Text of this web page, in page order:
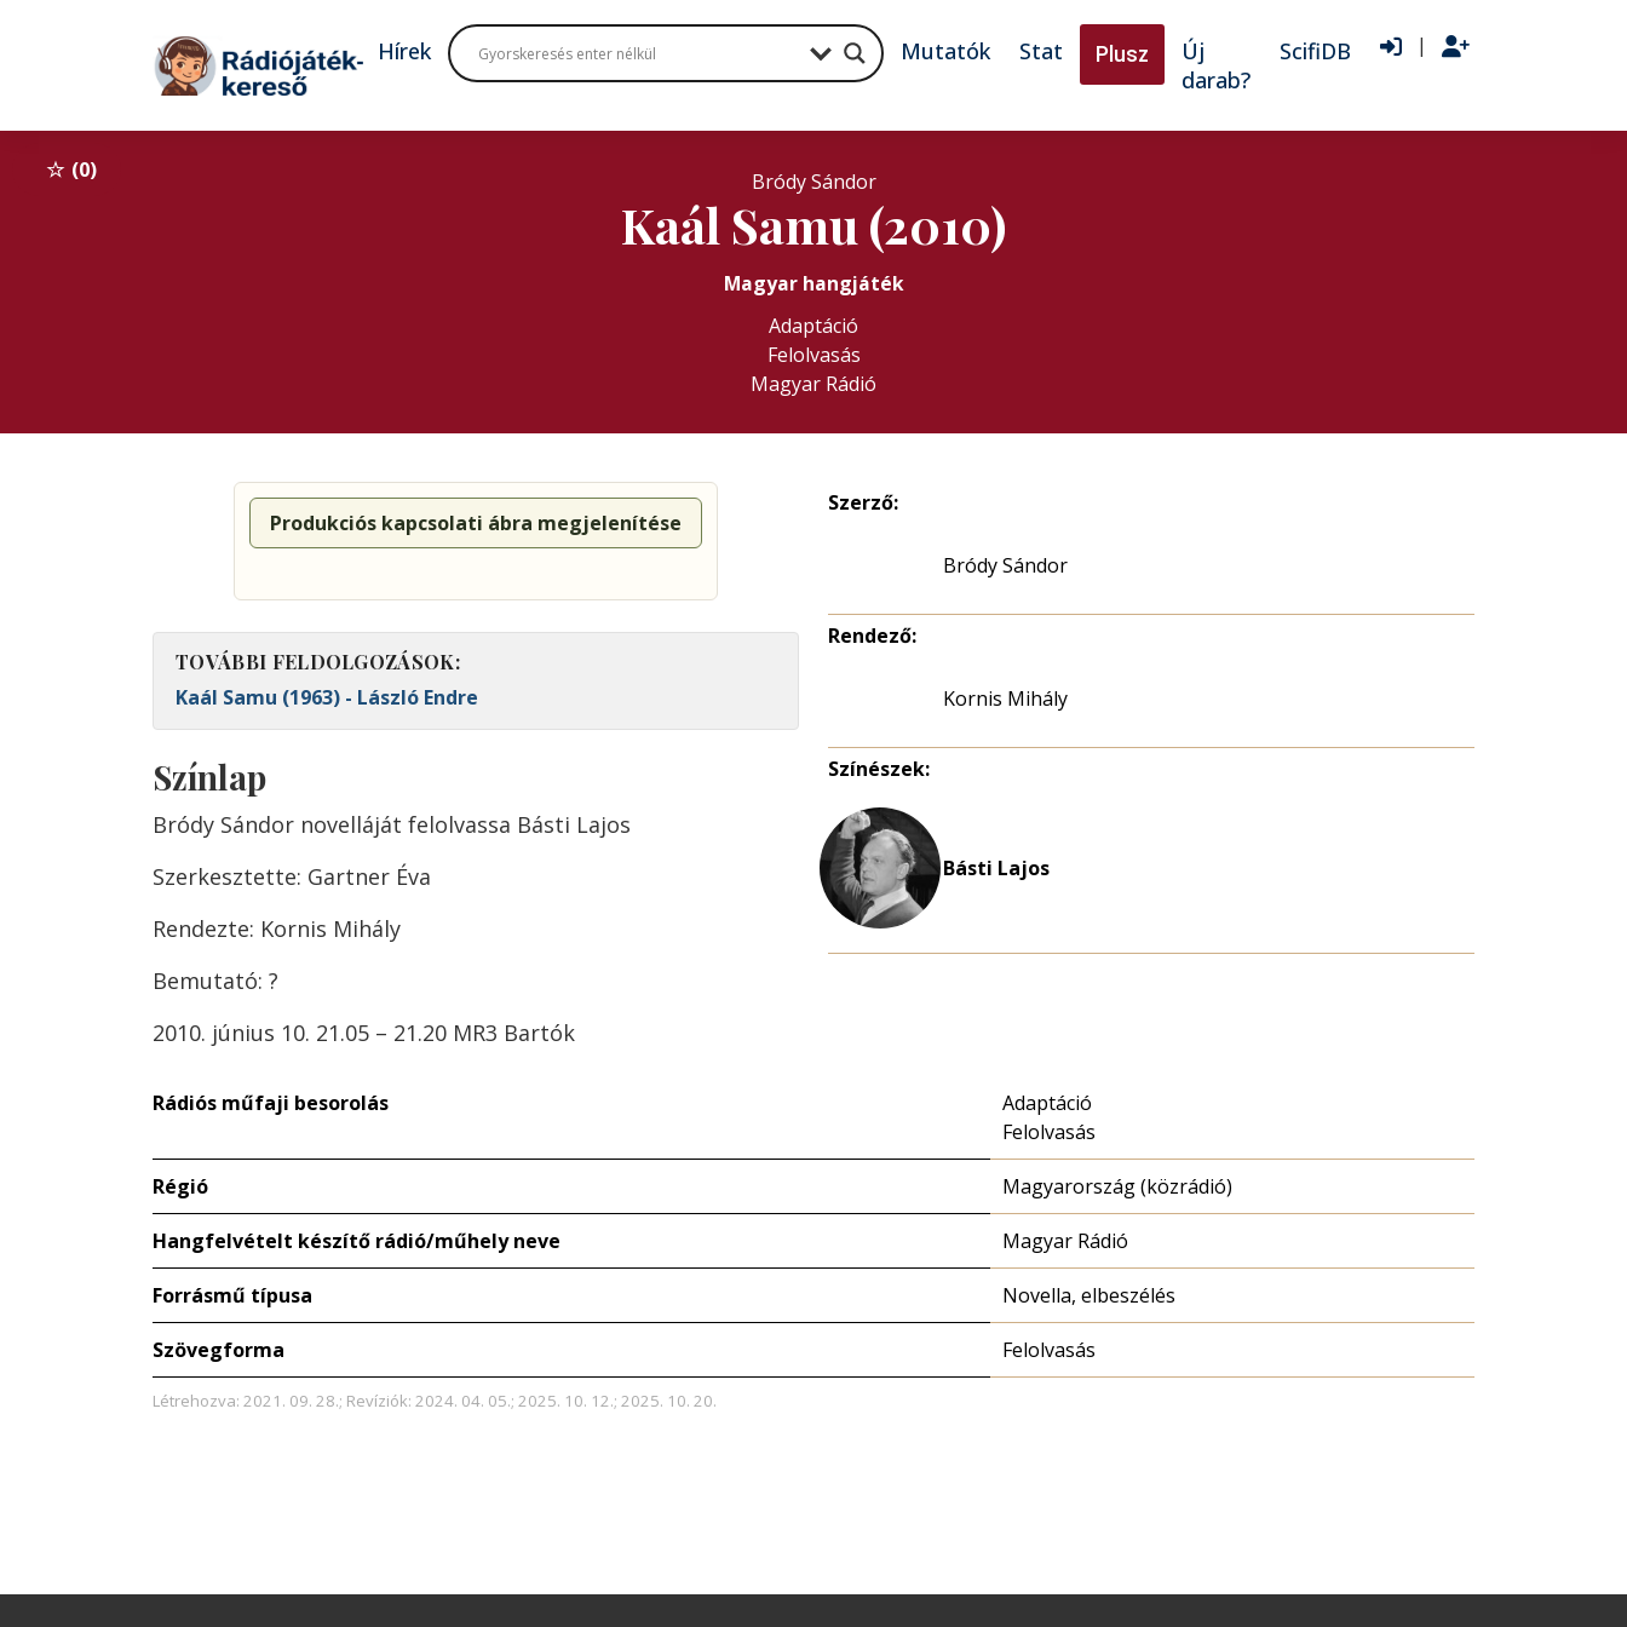
Tovább a tartalomhoz
Hírek Mutatók Stat Plusz
Új
darab?
ScifiDB |
0 Bródy Sándor
Kaál Samu (2010)
Magyar hangjáték
Adaptáció
Felolvasás
Magyar Rádió
Produkciós kapcsolati ábra megjelenítése
TOVÁBBI FELDOLGOZÁSOK:
Kaál Samu (1963) - László Endre
Színlap
Bródy Sándor novelláját felolvassa Básti Lajos
Szerkesztette: Gartner Éva
Rendezte: Kornis Mihály
Bemutató: ?
2010. június 10. 21.05 – 21.20 MR3 Bartók
Szerző:
Bródy Sándor
Rendező:
Kornis Mihály
Színészek:
Básti Lajos
Rádiós műfaji besorolás
Adaptáció
Felolvasás
Régió Magyarország (közrádió)
Hangfelvételt készítő rádió/műhely neve Magyar Rádió
Forrásmű típusa Novella, elbeszélés
Szövegforma Felolvasás
Létrehozva: 2021. 09. 28.; Revíziók: 2024. 04. 05.; 2025. 10. 12.; 2025. 10. 20.